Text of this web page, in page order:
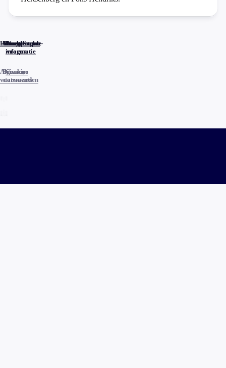
Home
Actueel
Uitzendingen
Reacties
Programma-
informatie
Veelgestelde
vragen
Algemene
voorwaarden
Privacy
statements
Cookies